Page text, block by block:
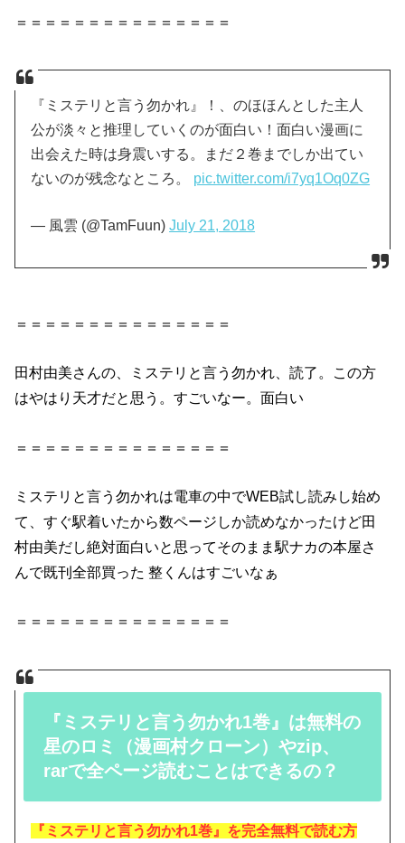
＝＝＝＝＝＝＝＝＝＝＝＝＝＝＝
『ミステリと言う勿かれ』！、のほほんとした主人
公が淡々と推理していくのが面白い！面白い漫画に
出会えた時は身震いする。まだ２巻までしか出てい
ないのが残念なところ。 pic.twitter.com/i7yq1Oq0ZG
— 風雲 (@TamFuun)July 21, 2018
＝＝＝＝＝＝＝＝＝＝＝＝＝＝＝
田村由美さんの、ミステリと言う勿かれ、読了。この方
はやはり天才だと思う。すごいなー。面白い
＝＝＝＝＝＝＝＝＝＝＝＝＝＝＝
ミステリと言う勿かれは電車の中でWEB試し読みし始め
て、すぐ駅着いたから数ページしか読めなかったけど田
村由美だし絶対面白いと思ってそのまま駅ナカの本屋さ
んで既刊全部買った 整くんはすごいなぁ
＝＝＝＝＝＝＝＝＝＝＝＝＝＝＝
『ミステリと言う勿かれ1巻』は無料の
星のロミ（漫画村クローン）やzip、
rarで全ページ読むことはできるの？
『ミステリと言う勿かれ1巻』を完全無料で読む方